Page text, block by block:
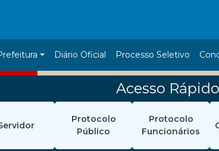
Diário Oficial Processo Seletivo
Acesso Rápido
Protocolo
Público
Protocolo
Funcionários